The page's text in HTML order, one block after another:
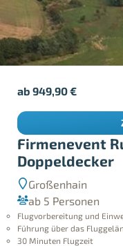
Firmenevent
Doppeldecker
Großenhain
ab 5 Personen
Flugvorbereitung und
Führung über das
30 Minuten Flugzeit
ab949,90€